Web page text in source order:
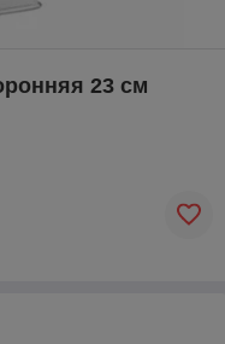
23 см